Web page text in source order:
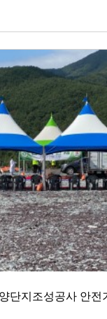
단지조성공사 안전